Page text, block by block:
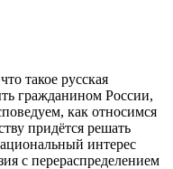
такое русская
гражданином России,
как относимся
придётся решать
интерес
с перераспределением